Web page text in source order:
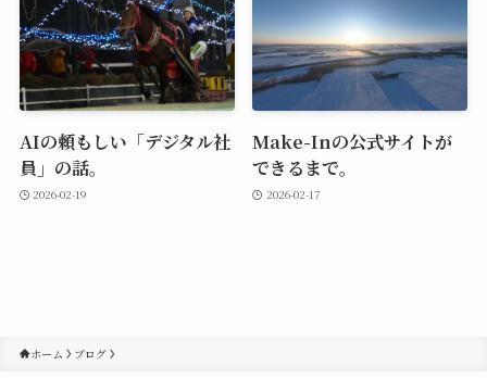
AIの頼もしい「デジタル社
員」の話。
2026-02-19
Make-Inの公式サイトが
できるまで。
2026-02-17
ホーム ブログ